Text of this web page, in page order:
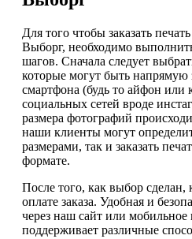
Для того чтобы заказать
Выборг, необходимо
шагов. Сначала следует
которые могут быть напрямую
смартфона (будь то айфон или
социальных сетей вроде
размера фотографий
наши клиенты могут
размерами, так и заказать
формате.
После того, как выбор сделан,
оплате заказа. Удобная и
через наш сайт или
поддерживает различные